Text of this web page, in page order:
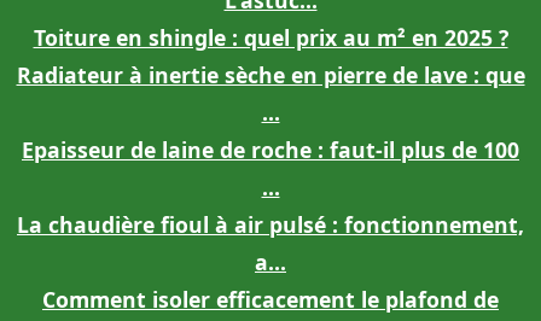
Toiture en shingle : quel prix au m² en 2025 ?
Radiateur à inertie sèche en pierre de lave : que
...
Epaisseur de laine de roche : faut-il plus de 100
...
La chaudière fioul à air pulsé : fonctionnement,
a...
Comment isoler efficacement le plafond de